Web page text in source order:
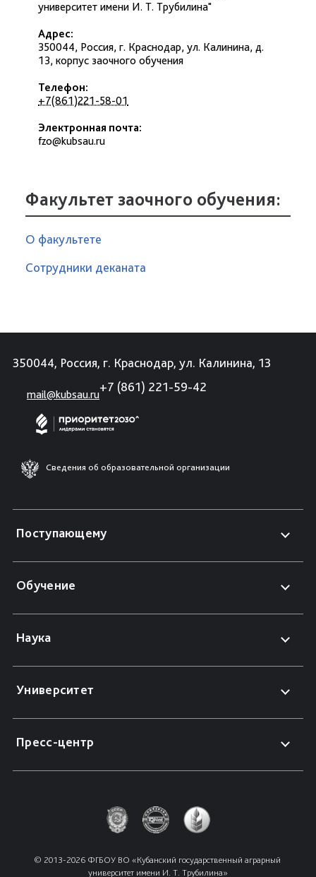
университет имени И. Т. Трубилина"
Адрес:
350044, Россия, г. Краснодар, ул. Калинина, д.
13, корпус заочного обучения
Телефон:
+7(861)221-58-01
Электронная почта:
fzo@kubsau.ru
Факультет заочного обучения:
О факультете
Сотрудники деканата
350044, Россия, г. Краснодар, ул. Калинина, 13
mail@kubsau.ru
+7 (861) 221-59-42
Сведения об образовательной организации
Поступающему
Обучение
Наука
Университет
Пресс-центр
© 2013-2026 ФГБОУ ВО «Кубанский государственный аграрный
университет имени И. Т. Трубилина»